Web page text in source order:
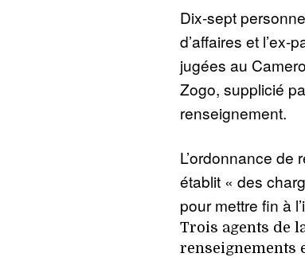
Dix-sept
d’affaires et
jugées au
Zogo, supplicié
renseignement.
L’ordonnance de
établit « des
pour mettre fin à
Trois agents de
renseignements